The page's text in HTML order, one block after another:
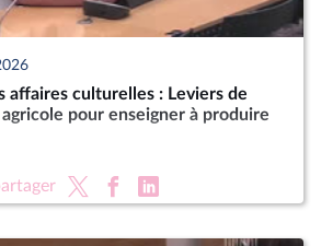
affaires culturelles : Leviers de
agricole pour enseigner à produire